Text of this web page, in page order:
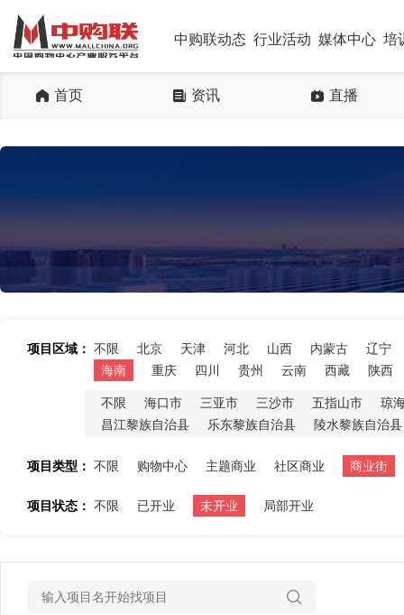
中购联动态 行业活动 媒体中心 培
首页 资讯 直播
项目区域： 不限 北京 天津 河北 山西 内蒙古
辽宁
海南
重庆 四川 贵州 云南 西藏 陕西
不限 海口市 三亚市 三沙市 五指山市
琼
昌江黎族自治县
乐东黎族自治县 陵水黎族自治县
项目类型： 不限 购物中心 主题商业 社区商业 商业街
项目状态： 不限 已开业 未开业 局部开业